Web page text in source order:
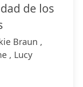
de los
Braun ,
, Lucy